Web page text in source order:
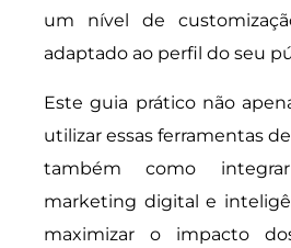
um nível de
adaptado ao perfil do seu
Este guia prático não
utilizar essas ferramentas
também como
marketing digital e
maximizar o impacto